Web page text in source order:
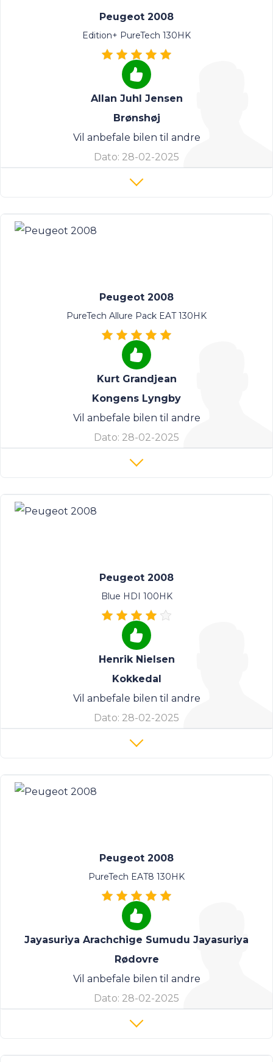
Peugeot 2008
Edition+ PureTech 130HK
Allan Juhl Jensen
Brønshøj
Vil anbefale bilen til andre
Dato: 28-02-2025
Peugeot 2008
PureTech Allure Pack EAT 130HK
Kurt Grandjean
Kongens Lyngby
Vil anbefale bilen til andre
Dato: 28-02-2025
Peugeot 2008
Blue HDI 100HK
Henrik Nielsen
Kokkedal
Vil anbefale bilen til andre
Dato: 28-02-2025
Peugeot 2008
PureTech EAT8 130HK
Jayasuriya Arachchige Sumudu Jayasuriya
Rødovre
Vil anbefale bilen til andre
Dato: 28-02-2025